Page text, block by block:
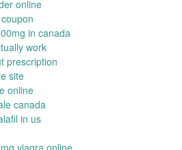
online
in canada
work
prescription
site
online
canada
in us